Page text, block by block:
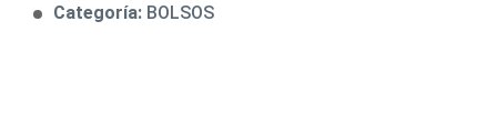
Categoría: BOLSOS